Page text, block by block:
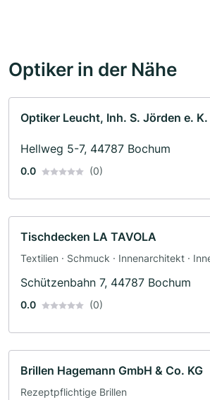
Optiker in der Nähe
Optiker Leucht, Inh. S. Jörden e. K.
Hellweg 5-7, 44787 Bochum
0.0 (0)
Tischdecken LA TAVOLA
Textilien · Schmuck · Innenarchitekt ·
Schützenbahn 7, 44787 Bochum
0.0 (0)
Brillen Hagemann GmbH & Co. KG
Rezeptpflichtige Brillen